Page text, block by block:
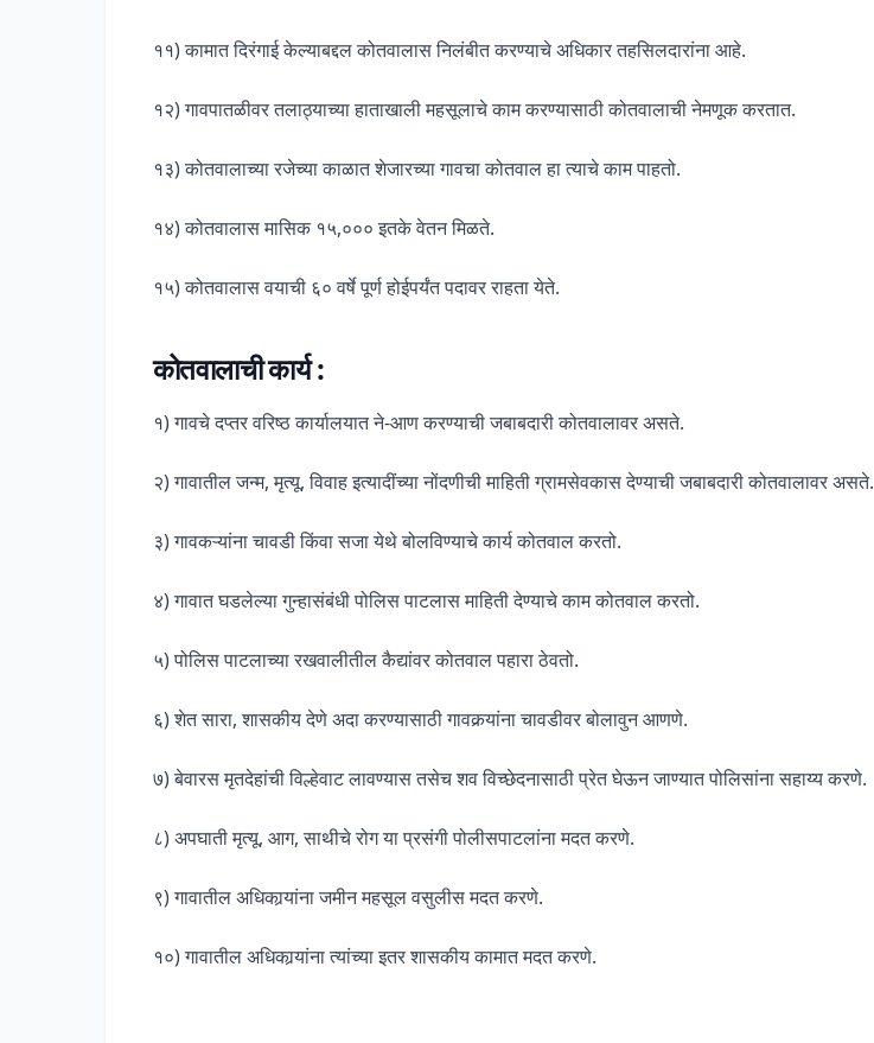
११) कामात दिरंगाई केल्याबद्दल कोतवालास निलंबीत करण्याचे अधिकार तहसिलदारांना आहे.
१२) गावपातळीवर तलाठ्याच्या हाताखाली महसूलाचे काम करण्यासाठी कोतवालाची नेमणूक करतात.
१३) कोतवालाच्या रजेच्या काळात शेजारच्या गावचा कोतवाल हा त्याचे काम पाहतो.
१४) कोतवालास मासिक १५,००० इतके वेतन मिळते.
१५) कोतवालास वयाची ६० वर्षे पूर्ण होईपर्यंत पदावर राहता येते.
कोतवालाची कार्य:
१) गावचे दप्तर वरिष्ठ कार्यालयात ने-आण करण्याची जबाबदारी कोतवालावर असते.
२) गावातील जन्म, मृत्यू, विवाह इत्यादींच्या नोंदणीची माहिती ग्रामसेवकास देण्याची जबाबदारी कोतवालावर असते.
३) गावकऱ्यांना चावडी किंवा सजा येथे बोलविण्याचे कार्य कोतवाल करतो.
४) गावात घडलेल्या गुन्हासंबंधी पोलिस पाटलास माहिती देण्याचे काम कोतवाल करतो.
५) पोलिस पाटलाच्या रखवालीतील कैद्यांवर कोतवाल पहारा ठेवतो.
६) शेत सारा, शासकीय देणे अदा करण्यासाठी गावकर्‍यांना चावडीवर बोलावुन आणणे.
७) बेवारस मृतदेहांची विल्हेवाट लावण्यास तसेच शव विच्छेदनासाठी प्रेत घेऊन जाण्यात पोलिसांना सहाय्य करणे.
८) अपघाती मृत्यू, आग, साथीचे रोग या प्रसंगी पोलीसपाटलांना मदत करणे.
९) गावातील अधिकार्‍यांना जमीन महसूल वसुलीस मदत करणे.
१०) गावातील अधिकार्‍यांना त्यांच्या इतर शासकीय कामात मदत करणे.